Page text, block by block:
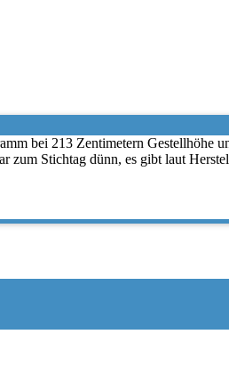
bei 213 Zentimetern Gestellhöhe
Stichtag dünn, es gibt laut